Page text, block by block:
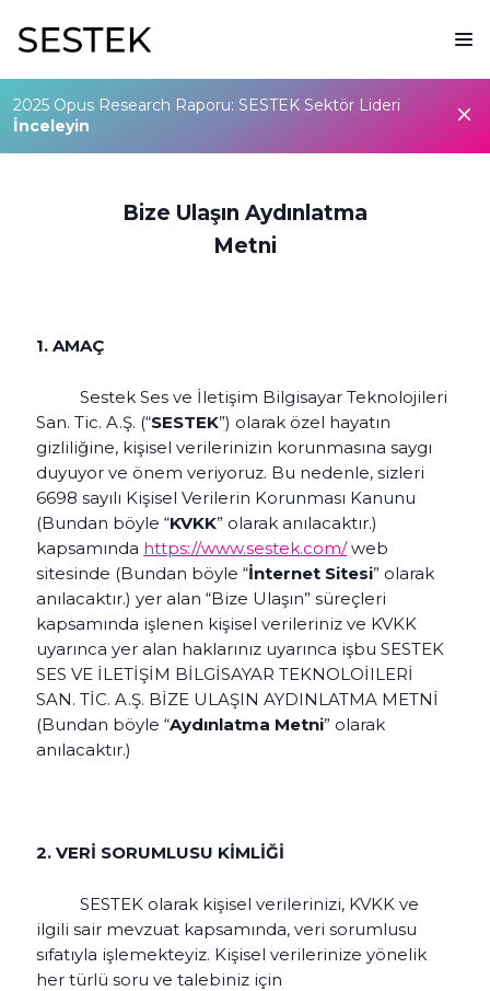
2025 Opus Research Raporu: SESTEK Sektör Lideri
İnceleyin
Bize Ulaşın Aydınlatma
Metni
1. AMAÇ
Sestek Ses ve İletişim Bilgisayar Teknolojileri
San. Tic. A.Ş. (“SESTEK”) olarak özel hayatın
gizliliğine, kişisel verilerinizin korunmasına saygı
duyuyor ve önem veriyoruz. Bu nedenle, sizleri
6698 sayılı Kişisel Verilerin Korunması Kanunu
(Bundan böyle “KVKK” olarak anılacaktır.)
kapsamında https://www.sestek.com/web
sitesinde (Bundan böyle “İnternet Sitesi” olarak
anılacaktır.) yer alan “Bize Ulaşın” süreçleri
kapsamında işlenen kişisel verileriniz ve KVKK
uyarınca yer alan haklarınız uyarınca işbu SESTEK
SES VE İLETİŞİM BİLGİSAYAR TEKNOLOİILERİ
SAN. TİC. A.Ş. BİZE ULAŞIN AYDINLATMA METNİ
(Bundan böyle “Aydınlatma Metni” olarak
anılacaktır.)
2. VERİ SORUMLUSU KİMLİĞİ
SESTEK olarak kişisel verilerinizi, KVKK ve
ilgili sair mevzuat kapsamında, veri sorumlusu
sıfatıyla işlemekteyiz. Kişisel verilerinize yönelik
her türlü soru ve talebiniz için